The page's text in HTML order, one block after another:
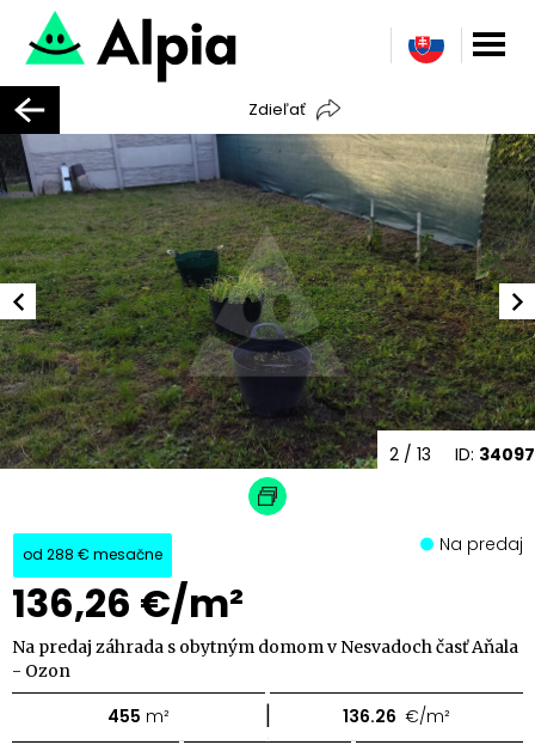
Zdieľať
ID: 34097
2 / 13
od 288 € mesačne
136,26 €/m²
Na predaj
Na predaj záhrada s obytným domom v Nesvadoch časť Aňala
- Ozon
455 m² | 136.26 €/m²